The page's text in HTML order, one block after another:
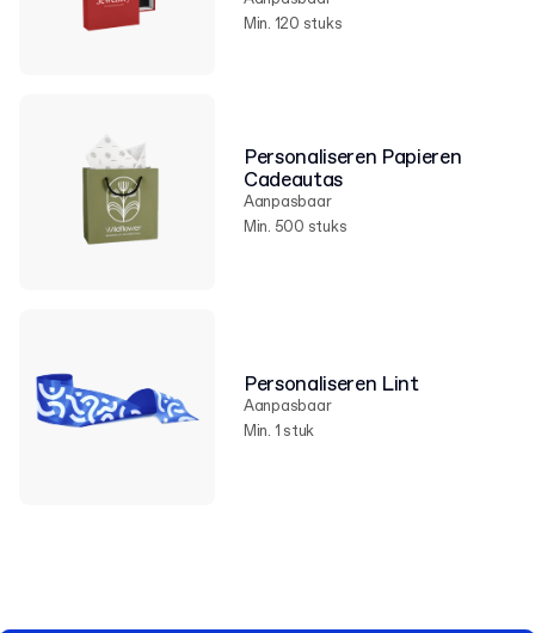
Min. 120 stuks
Personaliseren Papieren
Cadeautas
Aanpasbaar
Min. 500 stuks
Personaliseren Lint
Aanpasbaar
Min. 1 stuk